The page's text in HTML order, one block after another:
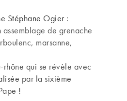
Stéphane Ogier :
de grenache
marsanne,
rhône qui se révèle avec
par la sixième
!